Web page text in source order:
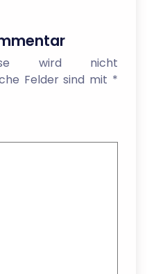
wird nicht
Felder sind mit *